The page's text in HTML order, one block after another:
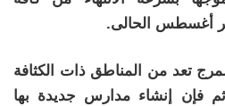
أغسطس الحالى.
تعد من المناطق ذات الكثافة
ثم فإن إنشاء مدارس جديدة بها